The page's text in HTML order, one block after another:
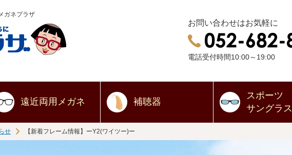
ガネプラザ
お問い合わせはお気軽に
電話受付時間10:00～19:00
遠近両用 メガネ 補聴器
スポーツ
サングラス
せ 【新着フレーム情報】ーY2(ワイツー)ー